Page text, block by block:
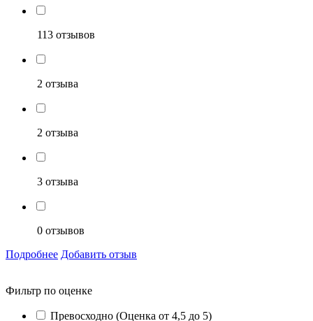
113 отзывов
2 отзыва
2 отзыва
3 отзыва
0 отзывов
Подробнее Добавить отзыв
Фильтр по оценке
Превосходно (Оценка от 4,5 до 5)